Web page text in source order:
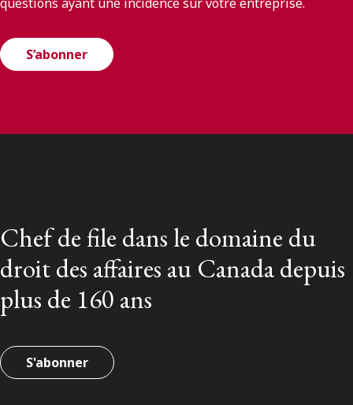
S’abonner
Chef de file dans le domaine du
droit des affaires au Canada depuis
plus de 160 ans
S'abonner